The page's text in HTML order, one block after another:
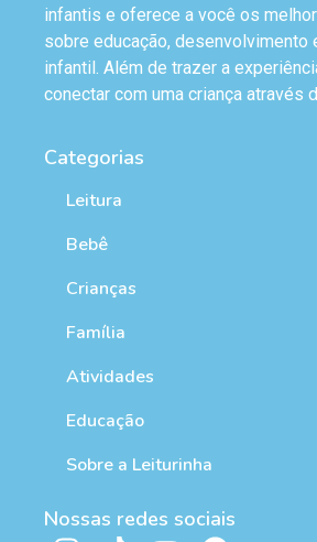
infantis e oferece a você os
sobre educação, desenvolvimento
infantil. Além de trazer a
conectar com uma criança através
Categorias
Leitura
Bebê
Crianças
Família
Atividades
Educação
Sobre a Leiturinha
Nossas redes sociais